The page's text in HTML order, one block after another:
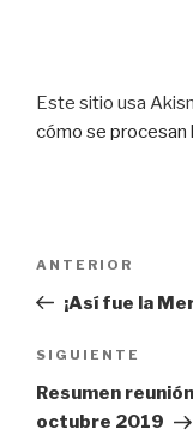
Este sitio usa
cómo se
entradas
Entrada
anterior:
ANTERIOR
¡Así fue la
Siguiente
entrada
SIGUIENTE
Resumen
octubre 2019